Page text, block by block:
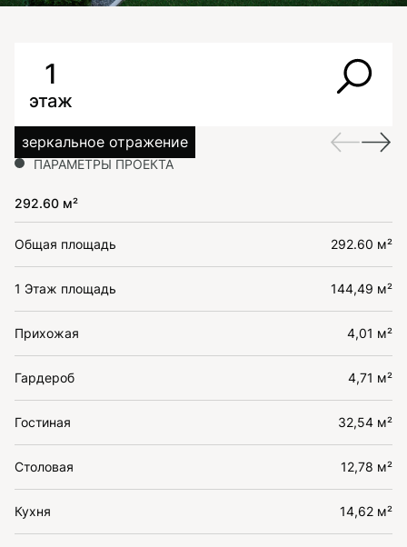
1
этаж
зеркальное отражение
ПАРАМЕТРЫ ПРОЕКТА
292.60 м²
Общая площадь 292.60 м²
1 Этаж площадь 144,49 м²
Прихожая 4,01 м²
Гардероб 4,71 м²
Гостиная 32,54 м²
Столовая 12,78 м²
Кухня 14,62 м²